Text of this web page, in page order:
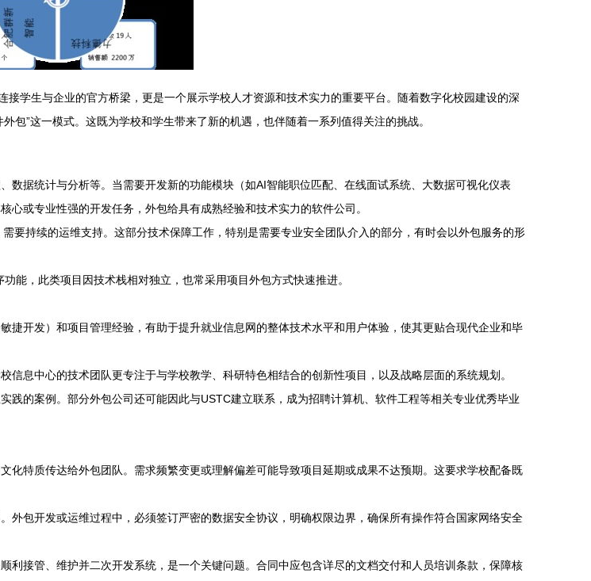
学生与企业的官方桥梁，更是一个展示学校人才资源和技术实力的重要平台。随着数字化校园建设的深
包”这一模式。这既为学校和学生带来了新的机遇，也伴随着一系列值得关注的挑战。
数据统计与分析等。当需要开发新的功能模块（如AI智能职位匹配、在线面试系统、大数据可视化仪表
或专业性强的开发任务，外包给具有成熟经验和技术实力的软件公司。
要持续的运维支持。这部分技术保障工作，特别是需要专业安全团队介入的部分，有时会以外包服务的形
能，此类项目因技术栈相对独立，也常采用项目外包方式快速推进。
捷开发）和项目管理经验，有助于提升就业信息网的整体技术水平和用户体验，使其更贴合现代企业和毕
信息中心的技术团队更专注于与学校教学、科研特色相结合的创新性项目，以及战略层面的系统规划。
践的案例。部分外包公司还可能因此与USTC建立联系，成为招聘计算机、软件工程等相关专业优秀毕业
化特质传达给外包团队。需求频繁变更或理解偏差可能导致项目延期或成果不达预期。这要求学校配备既
外包开发或运维过程中，必须签订严密的数据安全协议，明确权限边界，确保所有操作符合国家网络安全
利接管、维护并二次开发系统，是一个关键问题。合同中应包含详尽的文档交付和人员培训条款，保障核